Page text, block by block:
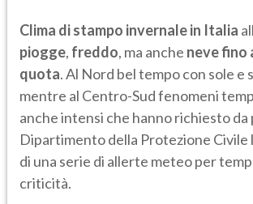
Clima di stampo invernale in Italia
piogge, freddo, ma anche neve fino
quota. Al Nord bel tempo con sole e
mentre al Centro-Sud fenomeni
anche intensi che hanno richiesto da
Dipartimento della Protezione Civile
di una serie di allerte meteo per
criticità.